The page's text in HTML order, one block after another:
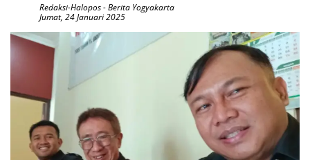
Redaksi-Halopos-Berita Yogyakarta
Jumat, 24 Januari 2025